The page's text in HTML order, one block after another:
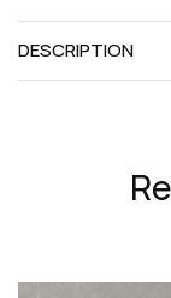
DESCRIPTION